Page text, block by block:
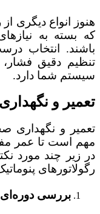
هنوز انواع دیگری از
که بسته به
باشند. انتخاب
تنظیم دقیق
سیستم شما دارد.
تعمیر و نگهداری
تعمیر و نگهداری
مهم است تا عمر
در زیر چند مورد
رگولاتورهای
بررسی دوره‌ای: